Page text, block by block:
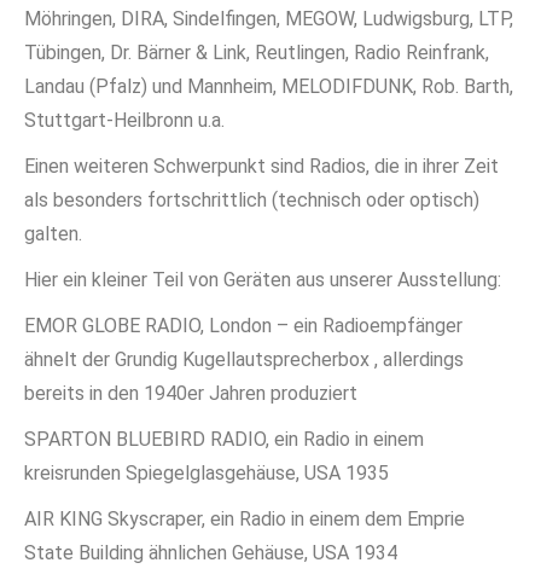
Möhringen, DIRA, Sindelfingen, MEGOW, Ludwigsburg, LTP,
Tübingen, Dr. Bärner & Link, Reutlingen, Radio Reinfrank,
Landau (Pfalz) und Mannheim, MELODIFDUNK, Rob. Barth,
Stuttgart-Heilbronn u.a.
Einen weiteren Schwerpunkt sind Radios, die in ihrer Zeit
als besonders fortschrittlich (technisch oder optisch)
galten.
Hier ein kleiner Teil von Geräten aus unserer Ausstellung:
EMOR GLOBE RADIO, London – ein Radioempfänger
ähnelt der Grundig Kugellautsprecherbox , allerdings
bereits in den 1940er Jahren produziert
SPARTON BLUEBIRD RADIO, ein Radio in einem
kreisrunden Spiegelglasgehäuse, USA 1935
AIR KING Skyscraper, ein Radio in einem dem Emprie
State Building ähnlichen Gehäuse, USA 1934